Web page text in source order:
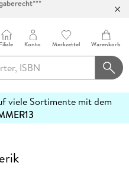
100 Filialen
Filiale Konto Merkzettel Warenkorb
viele Sortimente mit dem